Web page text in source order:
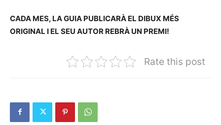
CADA MES, LA GUIA PUBLICARÀ EL DIBUX MÉS
ORIGINAL I EL SEU AUTOR REBRÀ UN PREMI!
Rate this post